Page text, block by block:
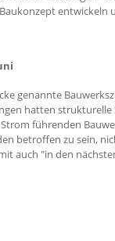
entwickeln
genannte
hatten strukturelle
führenden
betroffen zu sein,
auch "in den